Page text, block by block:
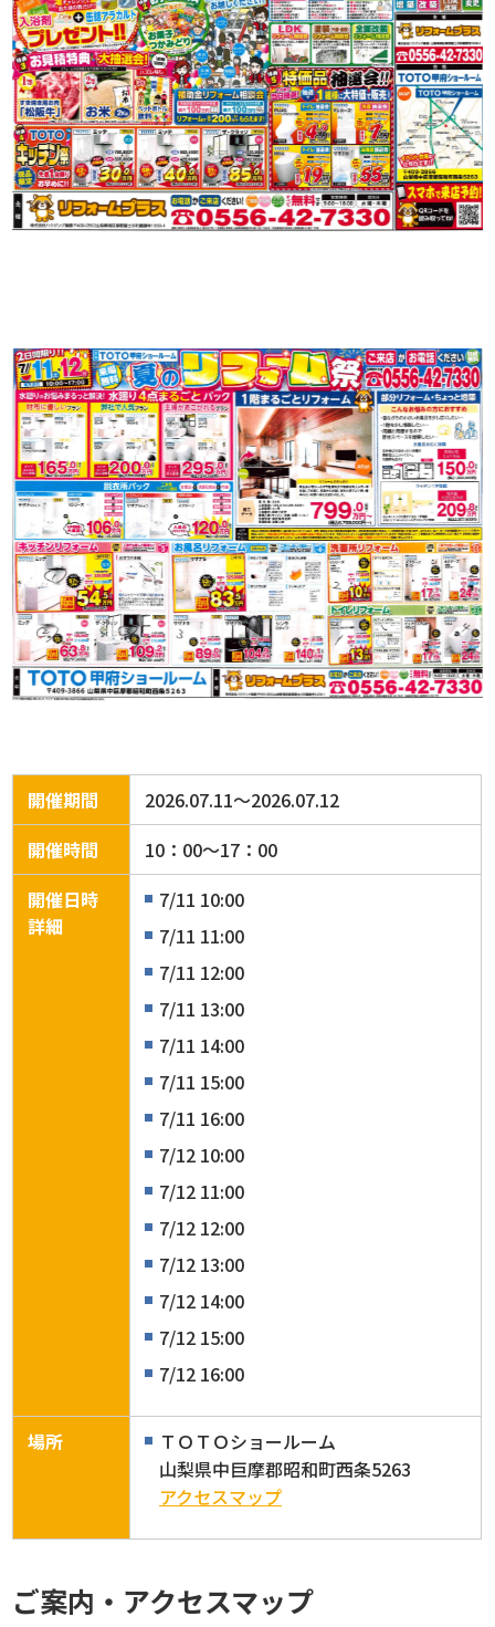
開催期間
2026.07.11～2026.07.12
開催時間
10：00～17：00
開催日時
詳細
7/11 10:00
7/11 11:00
7/11 12:00
7/11 13:00
7/11 14:00
7/11 15:00
7/11 16:00
7/12 10:00
7/12 11:00
7/12 12:00
7/12 13:00
7/12 14:00
7/12 15:00
7/12 16:00
場所
ＴＯＴＯショールーム
山梨県中巨摩郡昭和町西条5263
アクセスマップ
ご案内・アクセスマップ